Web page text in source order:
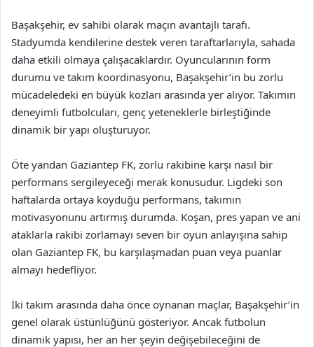
Başakşehir, ev sahibi olarak maçın avantajlı tarafı.
Stadyumda kendilerine destek veren taraftarlarıyla, sahada
daha etkili olmaya çalışacaklardır. Oyuncularının form
durumu ve takım koordinasyonu, Başakşehir’in bu zorlu
mücadeledeki en büyük kozları arasında yer alıyor. Takımın
deneyimli futbolcuları, genç yeteneklerle birleştiğinde
dinamik bir yapı oluşturuyor.
Öte yandan Gaziantep FK, zorlu rakibine karşı nasıl bir
performans sergileyeceği merak konusudur. Ligdeki son
haftalarda ortaya koyduğu performans, takımın
motivasyonunu artırmış durumda. Koşan, pres yapan ve ani
ataklarla rakibi zorlamayı seven bir oyun anlayışına sahip
olan Gaziantep FK, bu karşılaşmadan puan veya puanlar
almayı hedefliyor.
İki takım arasında daha önce oynanan maçlar, Başakşehir’in
genel olarak üstünlüğünü gösteriyor. Ancak futbolun
dinamik yapısı, her an her şeyin değişebileceğini de